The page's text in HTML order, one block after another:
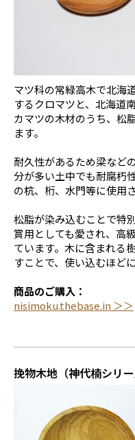
マツ科の常緑高木で北海
するクロマツと、北海道
カマツの木材のうち、松
ます。
耐久性があるため梁など
分が多い土中でも耐腐朽
の杭、桁、水門等に使用
松脂が染み込むことで特
賞用としても愛され、高
ています。木に含まれる
すことで、使い込むほど
商品のご購入：
nisimoku.thebase.in ＞＞
挽物木地（神代楠シリー